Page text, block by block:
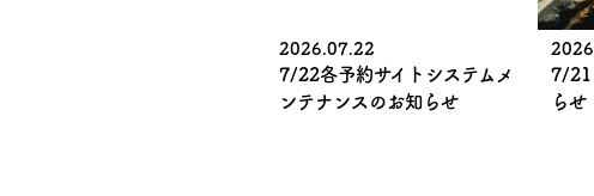
2026.07.22
7/22各予約サイトシステムメ
ンテナンスのお知らせ
7/21
らせ